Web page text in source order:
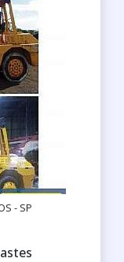
- SP